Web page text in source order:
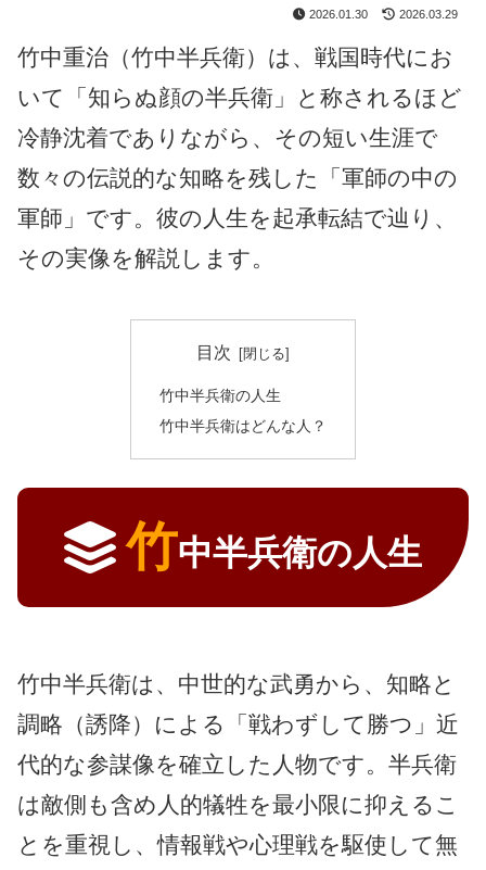
2026.01.30 2026.03.29
竹中重治（竹中半兵衛）は、戦国時代にお
いて「知らぬ顔の半兵衛」と称されるほど
冷静沈着でありながら、その短い生涯で
数々の伝説的な知略を残した「軍師の中の
軍師」です。彼の人生を起承転結で辿り、
その実像を解説します。
目次
竹中半兵衛の人生
竹中半兵衛はどんな人？
竹中半兵衛の人生
竹中半兵衛は、中世的な武勇から、知略と
調略（誘降）による「戦わずして勝つ」近
代的な参謀像を確立した人物です。半兵衛
は敵側も含め人的犠牲を最小限に抑えるこ
とを重視し、情報戦や心理戦を駆使して無